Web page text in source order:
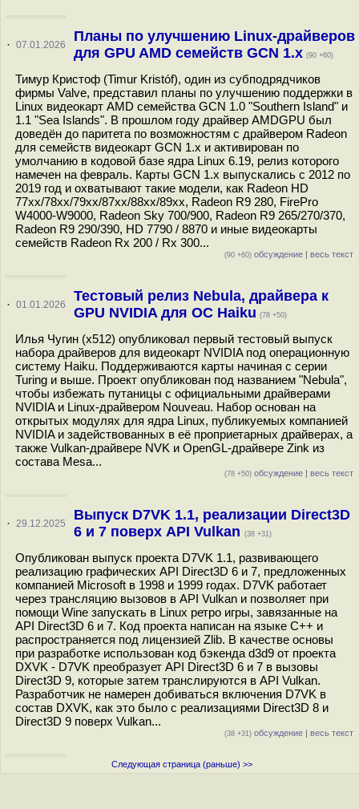
· 07.01.2026
Планы по улучшению Linux-драйверов
для GPU AMD семейств GCN 1.x (90 +60)
Тимур Кристоф (Timur Kristóf), один из субподрядчиков
фирмы Valve, представил планы по улучшению поддержки в
Linux видеокарт AMD семейства GCN 1.0 "Southern Island" и
1.1 "Sea Islands". В прошлом году драйвер AMDGPU был
доведён до паритета по возможностям с драйвером Radeon
для семейств видеокарт GCN 1.x и активирован по
умолчанию в кодовой базе ядра Linux 6.19, релиз которого
намечен на февраль. Карты GCN 1.x выпускались с 2012 по
2019 год и охватывают такие модели, как Radeon HD
77xx/78xx/79xx/87xx/88xx/89xx, Radeon R9 280, FirePro
W4000-W9000, Radeon Sky 700/900, Radeon R9 265/270/370,
Radeon R9 290/390, HD 7790 / 8870 и иные видеокарты
семейств Radeon Rx 200 / Rx 300...
(90 +60) обсуждение | весь текст
· 01.01.2026
Тестовый релиз Nebula, драйвера к
GPU NVIDIA для ОС Haiku (78 +50)
Илья Чугин (x512) опубликовал первый тестовый выпуск
набора драйверов для видеокарт NVIDIA под операционную
систему Haiku. Поддерживаются карты начиная с серии
Turing и выше. Проект опубликован под названием "Nebula",
чтобы избежать путаницы с официальными драйверами
NVIDIA и Linux-драйвером Nouveau. Набор основан на
открытых модулях для ядра Linux, публикуемых компанией
NVIDIA и задействованных в её проприетарных драйверах, а
также Vulkan-драйвере NVK и OpenGL-драйвере Zink из
состава Mesa...
(78 +50) обсуждение | весь текст
· 29.12.2025
Выпуск D7VK 1.1, реализации Direct3D
6 и 7 поверх API Vulkan (38 +31)
Опубликован выпуск проекта D7VK 1.1, развивающего
реализацию графических API Direct3D 6 и 7, предложенных
компанией Microsoft в 1998 и 1999 годах. D7VK работает
через трансляцию вызовов в API Vulkan и позволяет при
помощи Wine запускать в Linux ретро игры, завязанные на
API Direct3D 6 и 7. Код проекта написан на языке C++ и
распространяется под лицензией Zlib. В качестве основы
при разработке использован код бэкенда d3d9 от проекта
DXVK - D7VK преобразует API Direct3D 6 и 7 в вызовы
Direct3D 9, которые затем транслируются в API Vulkan.
Разработчик не намерен добиваться включения D7VK в
состав DXVK, как это было с реализациями Direct3D 8 и
Direct3D 9 поверх Vulkan...
(38 +31) обсуждение | весь текст
Следующая страница (раньше) >>